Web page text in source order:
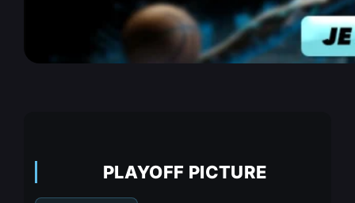
PLAYOFF PICTURE